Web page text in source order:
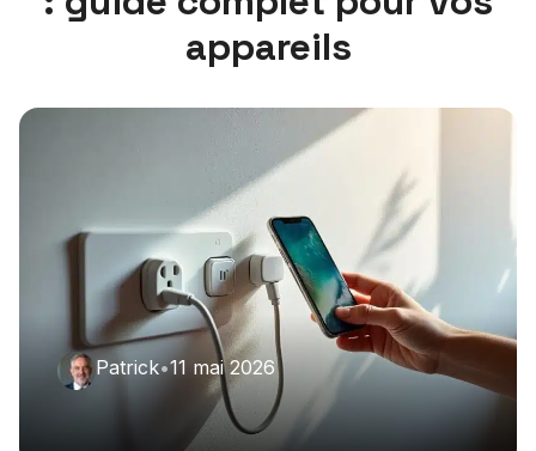
appareils
Patrick•11 mai 2026